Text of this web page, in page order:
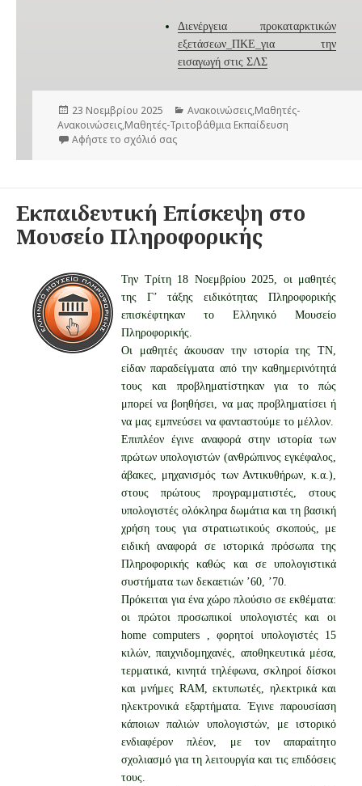
Διενέργεια προκαταρκτικών
εξετάσεων_ΠΚΕ_για την
εισαγωγή στις ΣΛΣ
Δ
η
μ
ύ
η
ε
τ
η
ν
23 Νοεμβρίου 2025
Κ
α
ί
ς
Ανακοινώσεις,Μαθητές-
Ανακοινώσεις,Μαθητές-Τριτοβάθμια Εκπαίδευση
Αφήστε το σχόλιό σας
Εκπαιδευτική Επίσκεψη στο
Μουσείο Πληροφορικής
Την Τρίτη 18 Νοεμβρίου 2025, οι μαθητές
της Γ’ τάξης ειδικότητας Πληροφορικής
επισκέφτηκαν το Ελληνικό Μουσείο
Πληροφορικής.
Οι μαθητές άκουσαν την ιστορία της ΤΝ,
είδαν παραδείγματα από την καθημερινότητά
τους και προβληματίστηκαν για το πώς
μπορεί να βοηθήσει, να μας προβληματίσει ή
να μας εμπνεύσει να φανταστούμε το μέλλον.
Επιπλέον έγινε αναφορά στην ιστορία των
πρώτων υπολογιστών (ανθρώπινος εγκέφαλος,
άβακες, μηχανισμός των Αντικυθήρων, κ.α.),
στους πρώτους προγραμματιστές, στους
υπολογιστές ολόκληρα δωμάτια και τη βασική
χρήση τους για στρατιωτικούς σκοπούς, με
ειδική αναφορά σε ιστορικά πρόσωπα της
Πληροφορικής καθώς και σε υπολογιστικά
συστήματα των δεκαετιών ’60, ’70.
Πρόκειται για ένα χώρο πλούσιο σε εκθέματα:
οι πρώτοι προσωπικοί υπολογιστές και οι
home computers , φορητοί υπολογιστές 15
κιλών, παιχνιδομηχανές, αποθηκευτικά μέσα,
τερματικά, κινητά τηλέφωνα, σκληροί δίσκοι
και μνήμες RAM, εκτυπωτές, ηλεκτρικά και
ηλεκτρονικά εξαρτήματα. Έγινε παρουσίαση
κάποιων παλιών υπολογιστών, με ιστορικό
ενδιαφέρον πλέον, με τον απαραίτητο
σχολιασμό για τη λειτουργία και τις επιδόσεις
τους.